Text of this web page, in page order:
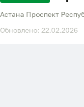
Астана Проспект
Обновлено: 22.02.2026